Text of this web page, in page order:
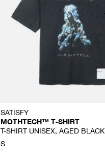
SATISFY
MOTHTECH™ T‑SHIRT
T-SHIRT UNISEX, AGED BLACK
S